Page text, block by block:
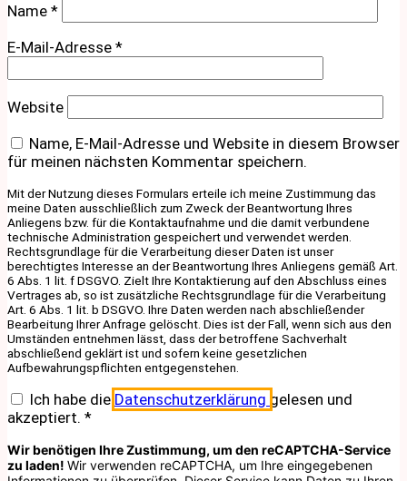
Name *
E-Mail-Adresse *
Website
Name, E-Mail-Adresse und Website in diesem Browser
für meinen nächsten Kommentar speichern.
Mit der Nutzung dieses Formulars erteile ich meine Zustimmung das
meine Daten ausschließlich zum Zweck der Beantwortung Ihres
Anliegens bzw. für die Kontaktaufnahme und die damit verbundene
technische Administration gespeichert und verwendet werden.
Rechtsgrundlage für die Verarbeitung dieser Daten ist unser
berechtigtes Interesse an der Beantwortung Ihres Anliegens gemäß Art.
6 Abs. 1 lit. f DSGVO. Zielt Ihre Kontaktierung auf den Abschluss eines
Vertrages ab, so ist zusätzliche Rechtsgrundlage für die Verarbeitung
Art. 6 Abs. 1 lit. b DSGVO. Ihre Daten werden nach abschließender
Bearbeitung Ihrer Anfrage gelöscht. Dies ist der Fall, wenn sich aus den
Umständen entnehmen lässt, dass der betroffene Sachverhalt
abschließend geklärt ist und sofern keine gesetzlichen
Aufbewahrungspflichten entgegenstehen.
Ich habe die Datenschutzerklärung gelesen und
akzeptiert. *
Wir benötigen Ihre Zustimmung, um den reCAPTCHA-Service
zu laden! Wir verwenden reCAPTCHA, um Ihre eingegebenen